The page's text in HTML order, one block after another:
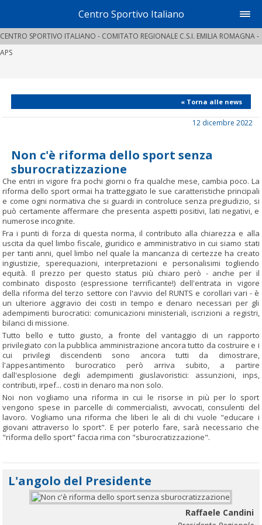
Centro Sportivo Italiano
CENTRO SPORTIVO ITALIANO - COMITATO REGIONALE C.S.I. EMILIA ROMAGNA -
APS
« Torna alle news
12 dicembre 2022
Non c'è riforma dello sport senza
sburocratizzazione
Che entri in vigore fra pochi giorni o fra qualche mese, cambia poco. La
riforma dello sport ormai ha tratteggiato le sue caratteristiche principali
e come ogni normativa che si guardi in controluce senza pregiudizio, si
può certamente affermare che presenta aspetti positivi, lati negativi, e
numerose incognite.
Fra i punti di forza di questa norma, il contributo alla chiarezza e alla
uscita da quel limbo fiscale, giuridico e amministrativo in cui siamo stati
per tanti anni, quel limbo nel quale la mancanza di certezze ha creato
ingiustizie, sperequazioni, interpretazioni e personalisimi togliendo
equità. Il prezzo per questo status più chiaro però - anche per il
combinato disposto (espressione terrificante!) dell'entrata in vigore
della riforma del terzo settore con l'avvio del RUNTS e corollari vari - è
un ulteriore aggravio dei costi in tempo e denaro necessari per gli
adempimenti burocratici: comunicazioni ministeriali, iscrizioni a registri,
bilanci di missione.
Tutto bello e tutto giusto, a fronte del vantaggio di un rapporto
privilegiato con la pubblica amministrazione ancora tutto da costruire e i
cui privilegi discendenti sono ancora tutti da dimostrare,
l'appesantimento burocratico però arriva subito, a partire
dall'esplosione degli adempimenti giuslavoristici: assunzioni, inps,
contributi, irpef... costi in denaro ma non solo.
Noi non vogliamo una riforma in cui le risorse in più per lo sport
vengono spese in parcelle di commercialisti, avvocati, consulenti del
lavoro. Vogliamo una riforma che liberi le ali di chi vuole "educare i
giovani attraverso lo sport". E per poterlo fare, sarà necessario che
"riforma dello sport" faccia rima con "sburocratizzazione".
L'angolo del Presidente
Raffaele Candini